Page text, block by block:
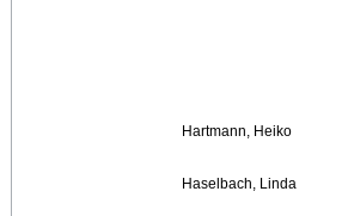
Hartmann, Heiko
Haselbach, Linda